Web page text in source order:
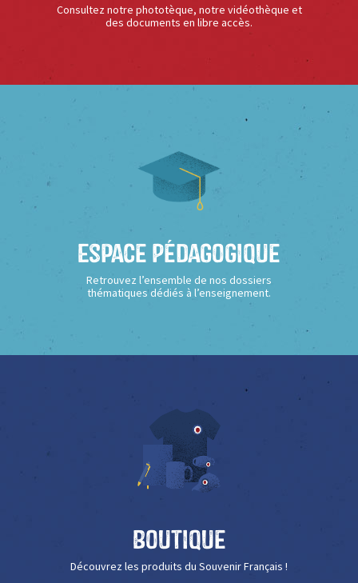
Consultez notre phototèque, notre vidéothèque et
des documents en libre accès.
Espace Pédagogique
Retrouvez l’ensemble de nos dossiers
thématiques dédiés à l’enseignement.
Boutique
Découvrez les produits du Souvenir Français !